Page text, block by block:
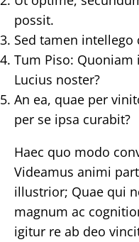
possit.
Sed tamen intellego
Tum Piso:
Lucius noster?
An ea, quae per
per se ipsa curabit?
Haec quo modo
Videamus animi
illustrior; Quae qui
magnum ac
igitur re ab deo